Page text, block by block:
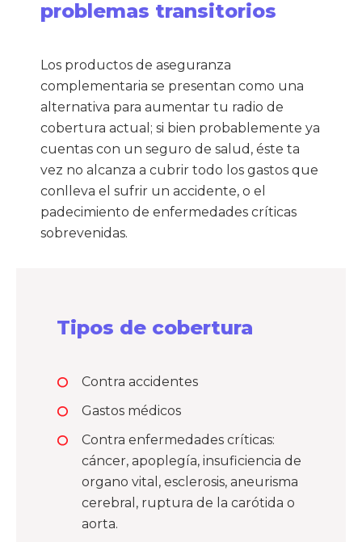
problemas transitorios
Los productos de aseguranza
complementaria se presentan como una
alternativa para aumentar tu radio de
cobertura actual; si bien probablemente ya
cuentas con un seguro de salud, éste ta
vez no alcanza a cubrir todo los gastos que
conlleva el sufrir un accidente, o el
padecimiento de enfermedades críticas
sobrevenidas.
Tipos de cobertura
Contra accidentes
Gastos médicos
Contra enfermedades críticas:
cáncer, apoplegía, insuficiencia de
organo vital, esclerosis, aneurisma
cerebral, ruptura de la carótida o
aorta.